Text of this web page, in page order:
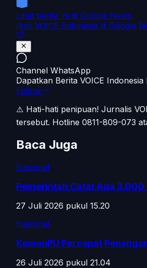
Lihat berita ini di Google News
Ikuti VOICE Indonesia di Google
Channel WhatsApp
Dapatkan Berita VOICE
Follow
⚠️ Hati-hati penipuan! Jurnalis
tersebut. Hotline 0811-809-073
Baca Juga
Nasional
Pemerintah Catat Ada 3.000
27 Juli 2026 pukul 15.20
Nasional
KemenPU Percepat
26 Juli 2026 pukul 21.04